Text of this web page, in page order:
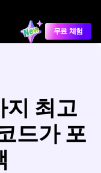
무료 체험
지 최고
드가 포